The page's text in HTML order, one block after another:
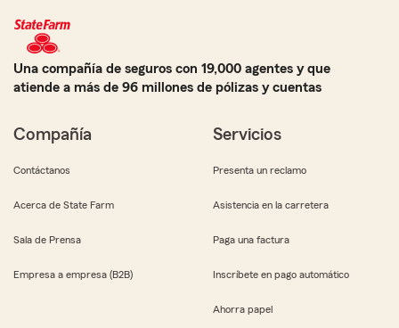
Una compañía de seguros con 19,000 agentes y que
atiende a más de 96 millones de pólizas y cuentas
Compañía
Contáctanos
Acerca de State Farm
Sala de Prensa
Empresa a empresa (B2B)
Servicios
Presenta un reclamo
Asistencia en la carretera
Paga una factura
Inscríbete en pago automático
Ahorra papel